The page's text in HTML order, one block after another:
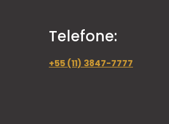
Telefone:
+55 (11) 3847-7777